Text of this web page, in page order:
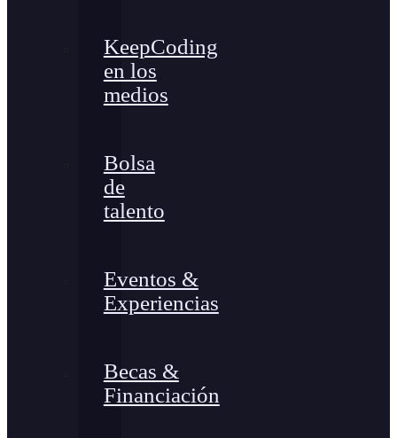
KeepCoding
en los
medios
Bolsa
de
talento
Eventos &
Experiencias
Becas &
Financiación